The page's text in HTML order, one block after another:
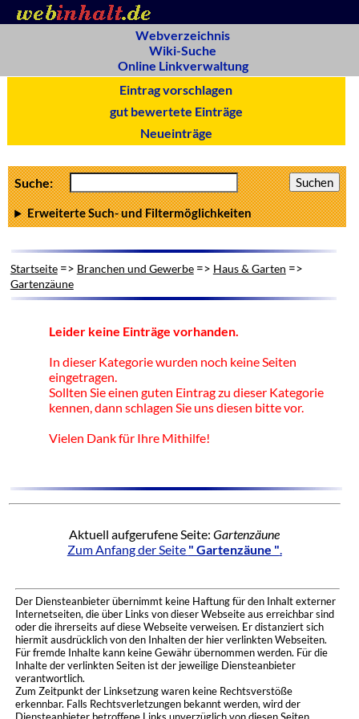
Webverzeichnis
Wiki-Suche
Online Linkverwaltung
Eintrag vorschlagen
gut bewertete Einträge
Neueinträge
Suche:
Erweiterte Such- und Filtermöglichkeiten
Startseite=> Branchen und Gewerbe=> Haus & Garten =>
Gartenzäune
Leider keine Einträge vorhanden.
In dieser Kategorie wurden noch keine Seiten
eingetragen.
Sollten Sie einen guten Eintrag zu dieser Kategorie
kennen, dann schlagen Sie uns diesen bitte vor.
Vielen Dank für Ihre Mithilfe!
Aktuell aufgerufene Seite:Gartenzäune
Zum Anfang der Seite " Gartenzäune ".
Der Diensteanbieter übernimmt keine Haftung für den Inhalt externer
Internetseiten, die über Links von dieser Webseite aus erreichbar sind
oder die ihrerseits auf diese Webseite verweisen. Er distanziert sich
hiermit ausdrücklich von den Inhalten der hier verlinkten Webseiten.
Für fremde Inhalte kann keine Gewähr übernommen werden. Für die
Inhalte der verlinkten Seiten ist der jeweilige Diensteanbieter
verantwortlich.
Zum Zeitpunkt der Linksetzung waren keine Rechtsverstöße
erkennbar. Falls Rechtsverletzungen bekannt werden, wird der